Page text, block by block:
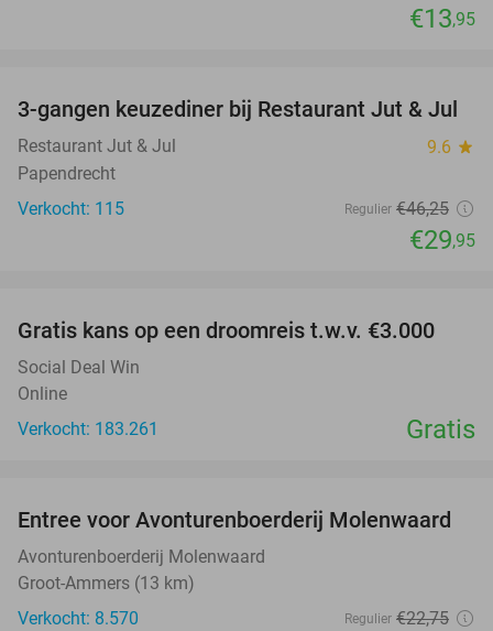
€13,95
35%
3-gangen keuzediner bij Restaurant Jut & Jul
Restaurant Jut & Jul 9.6 star
Papendrecht
Verkocht: 115
Regulier €46,25
€29,95
Gratis kans op een droomreis t.w.v. €3.000
Social Deal Win
Online
Verkocht: 183.261
Gratis
27%
Entree voor Avonturenboerderij Molenwaard
Avonturenboerderij Molenwaard
Groot-Ammers (13 km)
Verkocht: 8.570
Regulier €22,75